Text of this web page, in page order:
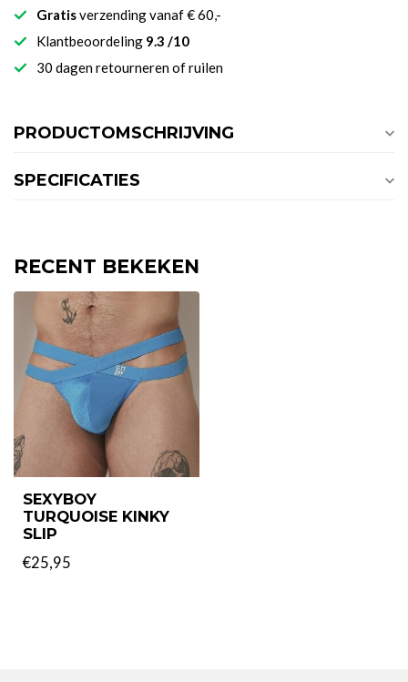
Gratisverzending vanaf € 60,-
Klantbeoordeling 9.3 /10
30 dagen retourneren of ruilen
PRODUCTOMSCHRIJVING
SPECIFICATIES
RECENT BEKEKEN
SEXYBOY
TURQUOISE KINKY
SLIP
€25,95